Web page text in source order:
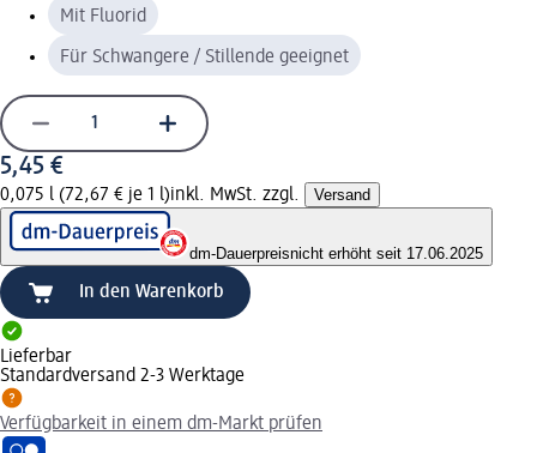
Mit Fluorid
Für Schwangere / Stillende geeignet
5,45 €
0,075 l (72,67 € je 1 l)inkl. MwSt. zzgl. Versand
dm-Dauerpreisnicht erhöht seit 17.06.2025
In den Warenkorb
Lieferbar
Standardversand 2-3 Werktage
Verfügbarkeit in einem dm-Markt prüfen